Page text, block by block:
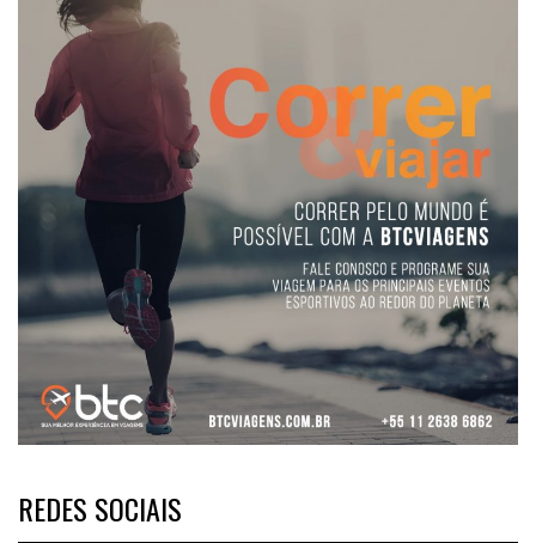
REDES SOCIAIS